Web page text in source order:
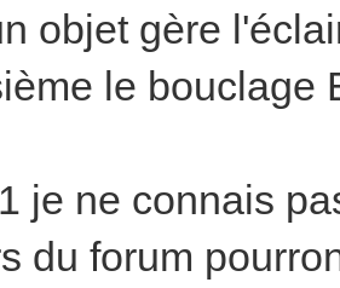
objet gère
le bouclage
je ne connais
du forum